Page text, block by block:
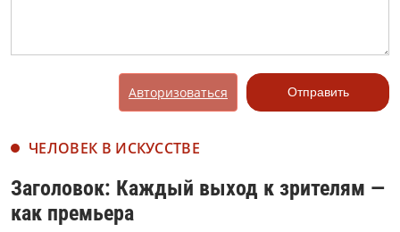
Авторизоваться Отправить
ЧЕЛОВЕК В ИСКУССТВЕ
Заголовок: Каждый выход к зрителям —
как премьера